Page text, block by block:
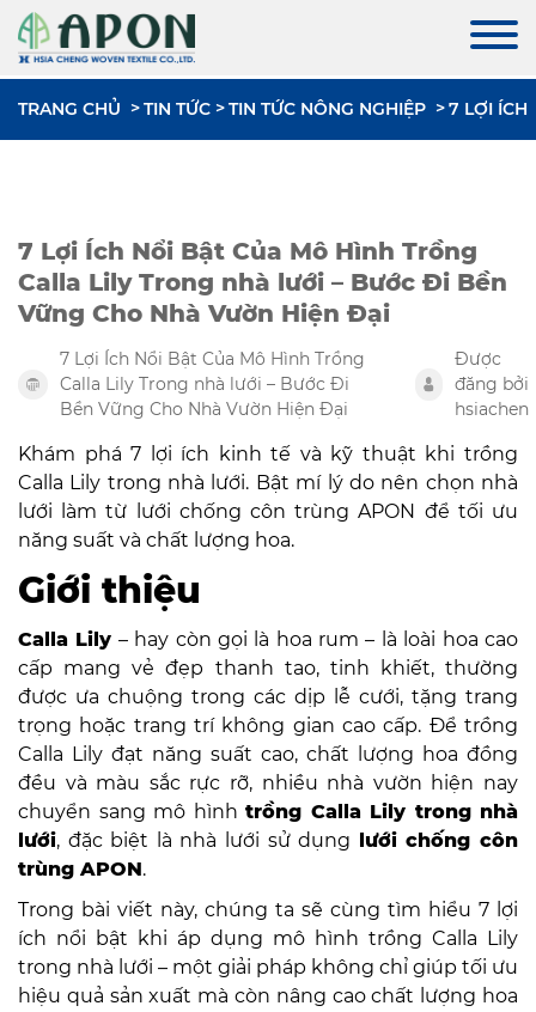
TRANG CHỦ TIN TỨC TIN TỨC NÔNG NGHIỆP 7 LỢI ÍCH
7 Lợi Ích Nổi Bật Của Mô Hình Trồng
Calla Lily Trong nhà lưới – Bước Đi Bền
Vững Cho Nhà Vườn Hiện Đại
7 Lợi Ích Nổi Bật Của Mô Hình Trồng
Calla Lily Trong nhà lưới – Bước Đi
Bền Vững Cho Nhà Vườn Hiện Đại
Được
đăng bởi
hsiachen
Khám phá 7 lợi ích kinh tế và kỹ thuật khi trồng
Calla Lily trong nhà lưới. Bật mí lý do nên chọn nhà
lưới làm từ lưới chống côn trùng APON để tối ưu
năng suất và chất lượng hoa.
Giới thiệu
Calla Lily – hay còn gọi là hoa rum – là loài hoa cao
cấp mang vẻ đẹp thanh tao, tinh khiết, thường
được ưa chuộng trong các dịp lễ cưới, tặng trang
trọng hoặc trang trí không gian cao cấp. Để trồng
Calla Lily đạt năng suất cao, chất lượng hoa đồng
đều và màu sắc rực rỡ, nhiều nhà vườn hiện nay
chuyển sang mô hình trồng Calla Lily trong nhà
lưới, đặc biệt là nhà lưới sử dụng lưới chống côn
trùng APON.
Trong bài viết này, chúng ta sẽ cùng tìm hiểu 7 lợi
ích nổi bật khi áp dụng mô hình trồng Calla Lily
trong nhà lưới – một giải pháp không chỉ giúp tối ưu
hiệu quả sản xuất mà còn nâng cao chất lượng hoa